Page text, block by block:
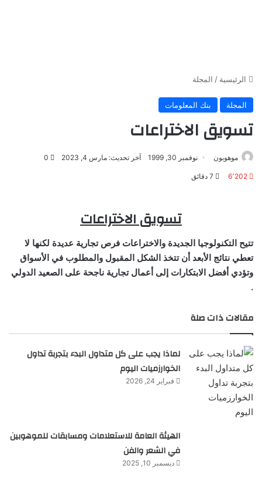
الرئيسية / المجلة
المجلة بنك المعلومات
تسويق الاختراعات
موهوبون نوفمبر 30, 1999 آخر تحديث: مارس 4, 2023 0
6٬202
تسويق الاختراعات
تتيح التكنولوجيا الجديدة والاختراعات فرص تجارية عديدة لكنها لا
تعطي نتائج الأبعد أن تتخذ الشكل المقبول والمطلوب في الأسواق
وتؤدي أفضل الابتكارات إلى أعمال تجارية ناجحة على الصعيد الدولي
.
مقالات ذات صلة
لماذا يجب على كل متداول البدء بتجربة تداول
الخوارزميات اليوم
فبراير 24, 2026
الهيئة العامة للاستعلامات ومسابقات للموهوبين
في الشعر والفن
ديسمبر 10, 2025